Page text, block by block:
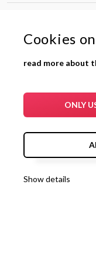
Cookies
read more about
ONLY
Show details